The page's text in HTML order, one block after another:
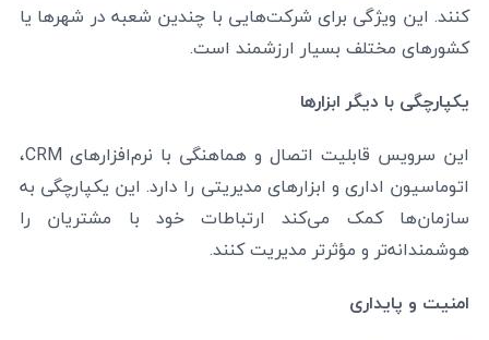
کنند. این ویژگی برای شرکت‌هایی با چندین شعبه در شهرها یا
کشورهای مختلف بسیار ارزشمند است.
یکپارچگی با دیگر ابزارها
این سرویس قابلیت اتصال و هماهنگی با نرم‌افزارهای CRM،
اتوماسیون اداری و ابزارهای مدیریتی را دارد. این یکپارچگی به
سازمان‌ها کمک می‌کند ارتباطات خود با مشتریان را
هوشمندانه‌تر و مؤثرتر مدیریت کنند.
امنیت و پایداری